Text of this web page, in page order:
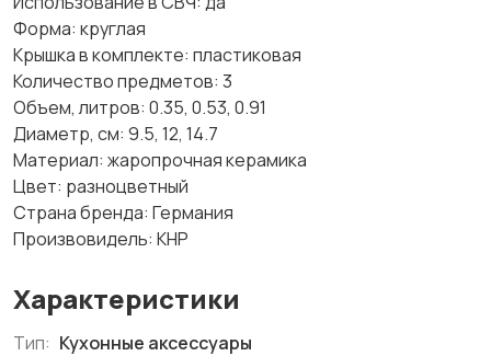
Форма: круглая
Крышка в комплекте: пластиковая
Количество предметов: 3
Объем, литров: 0.35, 0.53, 0.91
Диаметр, см: 9.5, 12, 14.7
Материал: жаропрочная керамика
Цвет: разноцветный
Страна бренда: Германия
Произвовидель: КНР
Характеристики
Тип: Кухонные аксессуары